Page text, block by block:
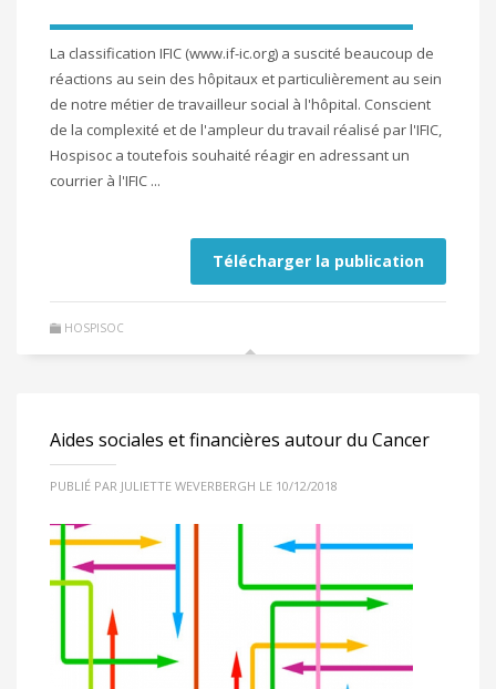
La classification IFIC (www.if-ic.org) a suscité beaucoup de
réactions au sein des hôpitaux et particulièrement au sein
de notre métier de travailleur social à l'hôpital. Conscient
de la complexité et de l'ampleur du travail réalisé par l'IFIC,
Hospisoc a toutefois souhaité réagir en adressant un
courrier à l'IFIC ...
Télécharger la publication
HOSPISOC
Aides sociales et financières autour du Cancer
PUBLIÉ PAR JULIETTE WEVERBERGH LE 10/12/2018